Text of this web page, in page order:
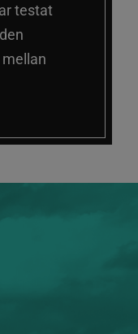
testat